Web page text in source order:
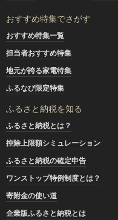
おすすめ特集でさがす
おすすめ特集一覧
担当者おすすめ特集
地元が誇る家電特集
ふるなび限定特集
ふるさと納税を知る
ふるさと納税とは？
控除上限額シミュレーション
ふるさと納税の確定申告
ワンストップ特例制度とは？
寄附金の使い道
企業版ふるさと納税とは